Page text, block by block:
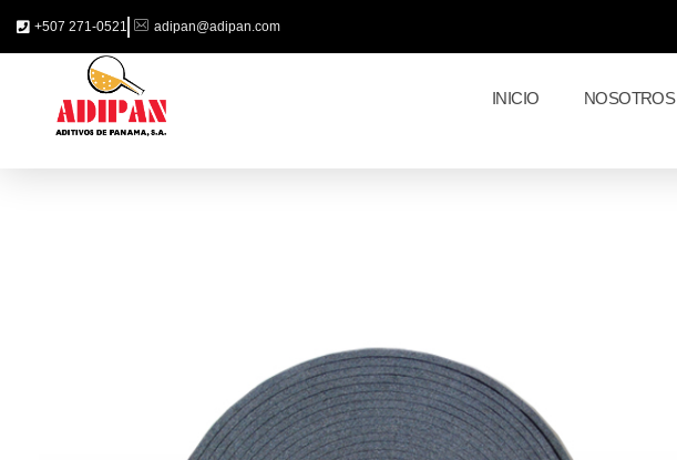
+507 271-0521 adipan@adipan.com
INICIO NOSOTROS